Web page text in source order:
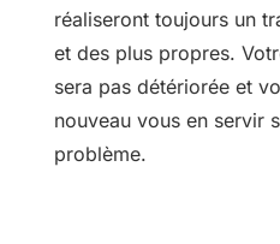
réaliseront toujours un
et des plus propres.
sera pas détériorée et
nouveau vous en servir
problème.